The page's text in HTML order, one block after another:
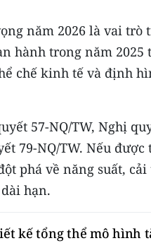
năm 2026 là vai trò
hành trong năm
chế kinh tế và định
57-NQ/TW, Nghị
79-NQ/TW. Nếu
phá về năng suất,
hạn.
kế tổng thể mô hình